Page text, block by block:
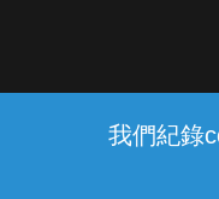
我們紀錄